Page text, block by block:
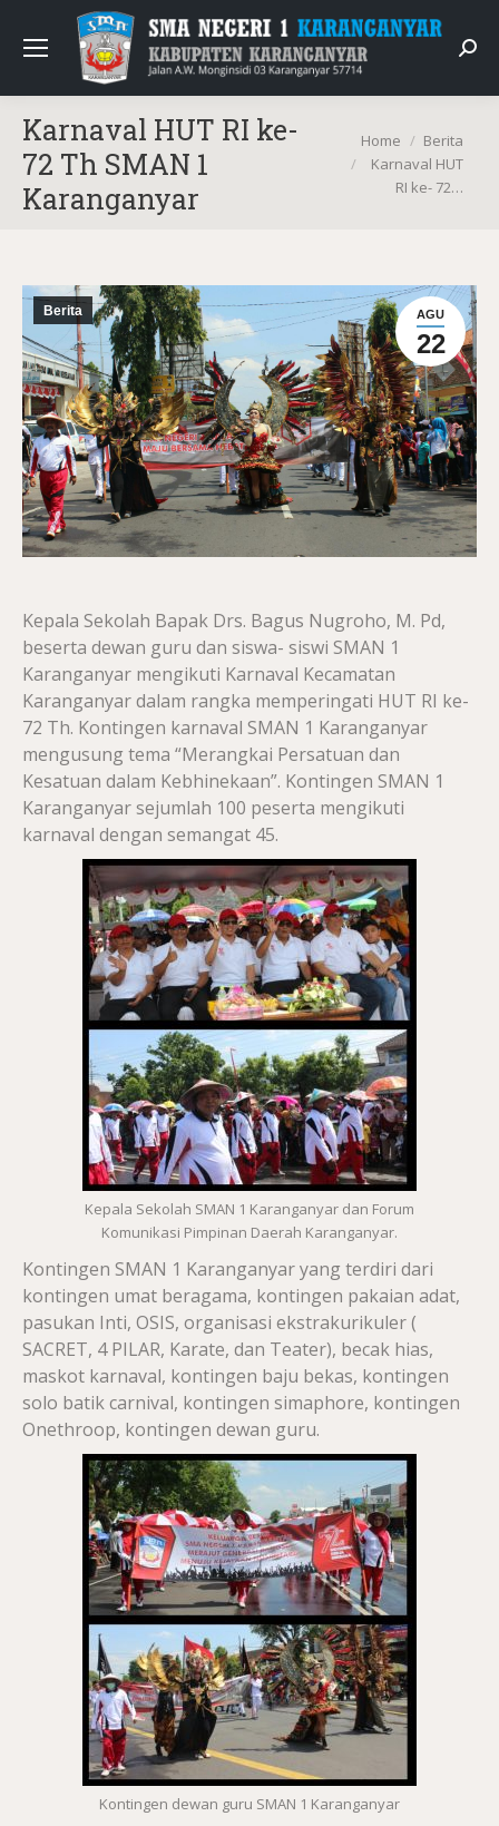
Karnaval HUT RI ke-
72 Th SMAN 1
Karanganyar
You are here:
Home
Berita
Karnaval HUT
RI ke- 72…
AGU
22
Berita
Kepala Sekolah Bapak Drs. Bagus Nugroho, M. Pd,
beserta dewan guru dan siswa- siswi SMAN 1
Karanganyar mengikuti Karnaval Kecamatan
Karanganyar dalam rangka memperingati HUT RI ke-
72 Th. Kontingen karnaval SMAN 1 Karanganyar
mengusung tema “Merangkai Persatuan dan
Kesatuan dalam Kebhinekaan”. Kontingen SMAN 1
Karanganyar sejumlah 100 peserta mengikuti
karnaval dengan semangat 45.
Kepala Sekolah SMAN 1 Karanganyar dan Forum
Komunikasi Pimpinan Daerah Karanganyar.
Kontingen SMAN 1 Karanganyar yang terdiri dari
kontingen umat beragama, kontingen pakaian adat,
pasukan Inti, OSIS, organisasi ekstrakurikuler (
SACRET, 4 PILAR, Karate, dan Teater), becak hias,
maskot karnaval, kontingen baju bekas, kontingen
solo batik carnival, kontingen simaphore, kontingen
Onethroop, kontingen dewan guru.
Kontingen dewan guru SMAN 1 Karanganyar